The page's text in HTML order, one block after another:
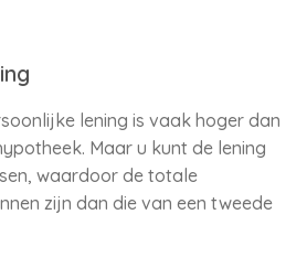
lening is vaak hoger dan
Maar u kunt de lening
waardoor de totale
zijn dan die van een tweede